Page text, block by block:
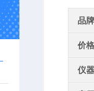
品牌
价
仪